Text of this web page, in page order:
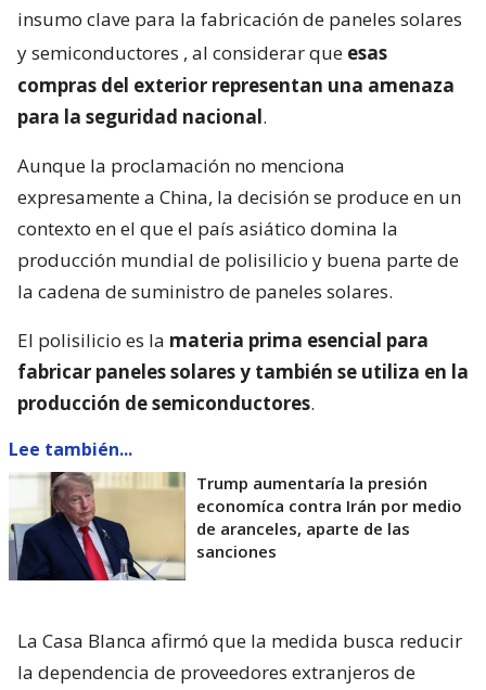
insumo clave para la fabricación de paneles solares
y semiconductores , al considerar que esas
compras del exterior representan una amenaza
para la seguridad nacional.
Aunque la proclamación no menciona
expresamente a China, la decisión se produce en un
contexto en el que el país asiático domina la
producción mundial de polisilicio y buena parte de
la cadena de suministro de paneles solares.
El polisilicio es la materia prima esencial para
fabricar paneles solares y también se utiliza en la
producción de semiconductores.
Lee también...
Trump aumentaría la presión
economíca contra Irán por medio
de aranceles, aparte de las
sanciones
La Casa Blanca afirmó que la medida busca reducir
la dependencia de proveedores extranjeros de